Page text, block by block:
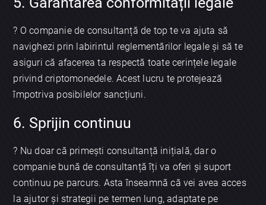
? O companie de consultanță de top te va ajuta să
navighezi prin labirintul reglementărilor legale și să te
asiguri că afacerea ta respectă toate cerințele legale
privind criptomonedele. Acest lucru te protejează
împotriva posibilelor sancțiuni.
6. Sprijin continuu
? Nu doar că primești consultanță inițială, dar o
companie bună de consultanță îți va oferi și suport
continuu pe parcurs. Asta înseamnă că vei avea acces
la ajutor și strategii pe termen lung, adaptate pe